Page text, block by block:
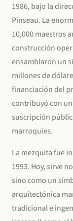
1986, bajo la
Pinseau. La
10,000 maestros
construcción
ensamblaron un
millones de
financiación del
contribuyó con
suscripción
marroquíes.
La mezquita fue
1993. Hoy, sirve
sino como un
arquitectónica
tradicional e